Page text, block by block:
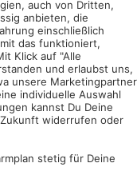
Anleitungen!